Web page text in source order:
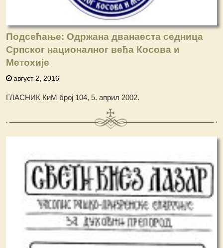
Подсећање: Одржана дванаеста седница
Српског националног већа Косова и
Метохије
август 2, 2016
ГЛАСНИК КиМ број 104, 5. април 2002.